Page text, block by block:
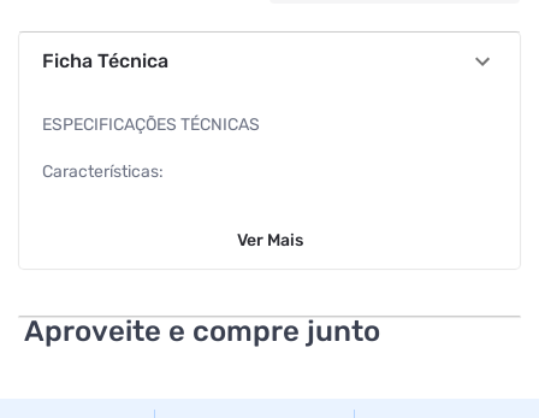
Ficha Técnica
ESPECIFICAÇÕES TÉCNICAS
Características:
Especificações:
Até 8 câmeras corporais
Ver Mais
Aproveite e compre junto